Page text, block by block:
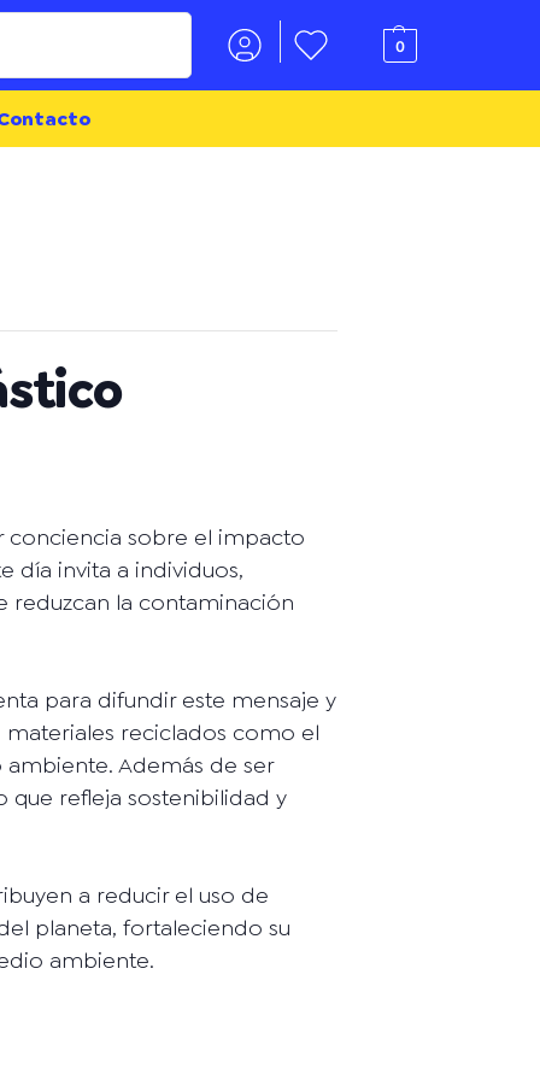
0
conciencia sobre el impacto
día invita a individuos,
reduzcan la contaminación
para difundir este mensaje y
reciclados como el
ambiente. Además de ser
que refleja sostenibilidad y
a reducir el uso de
planeta, fortaleciendo su
ambiente.